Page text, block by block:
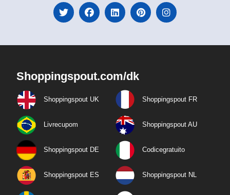
Shoppingspout.com/dk
Shoppingspout UK Shoppingspout FR
Livrecupom Shoppingspout AU
Shoppingspout DE Codicegratuito
Shoppingspout ES Shoppingspout NL